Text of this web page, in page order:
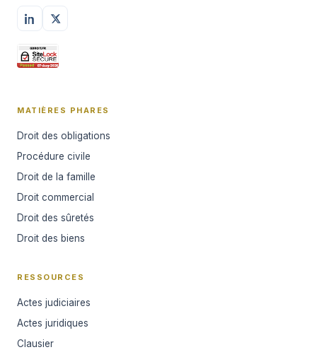
MATIÈRES PHARES
Droit des obligations
Procédure civile
Droit de la famille
Droit commercial
Droit des sûretés
Droit des biens
RESSOURCES
Actes judiciaires
Actes juridiques
Clausier